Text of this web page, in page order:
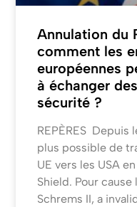
Annulation du
comment les
européennes
à échanger
sécurité ?
REPÈRES Depuis
plus possible de
UE vers les USA
Shield. Pour cause
Schrems II, a